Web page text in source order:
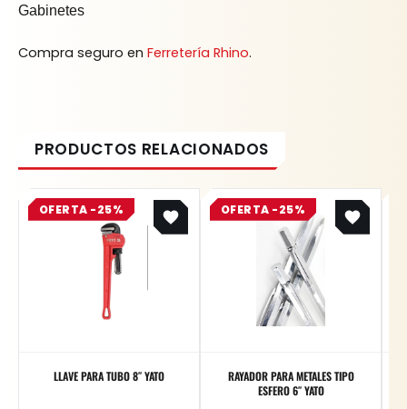
Gabinetes
Compra seguro en Ferretería Rhino.
OFERTA -25%
LLAVE PARA TUBO 8″ YATO
Original
price
was:
$ 36.900.
Current
price
is:
$ 27.675.
OFERTA -25%
RAYADOR PARA METALES TIPO
ESFERO 6″ YATO
Original
price
was:
$ 8.400.
Current
price
is:
$ 6.300.